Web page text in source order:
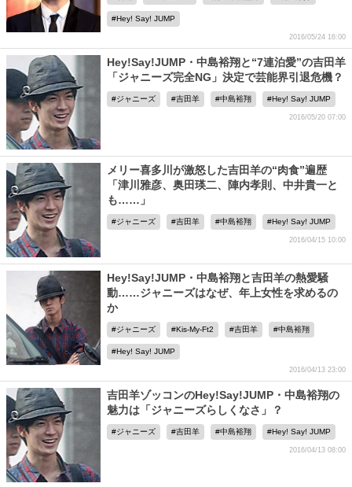
Hey! Say! JUMP
2016/05/24 16:00
Hey!Say!JUMP・中島裕翔と“7連泊愛”の吉田羊
「ジャニーズ完全NG」決定で芸能界引退危機？
ジャニーズ 吉田羊 中島裕翔 Hey! Say! JUMP
2016/05/20 07:00
メリー喜多川が激怒した吉田羊の“肉食”遍歴
「津川雅彦、奥田瑛二、陣内孝則、中井貴一と
も……」
ジャニーズ 吉田羊 中島裕翔 Hey! Say! JUMP
2016/04/15 10:00
Hey!Say!JUMP・中島裕翔と吉田羊の熱愛騒
動……ジャニーズはなぜ、年上女性を求めるの
か
ジャニーズ Kis-My-Ft2 吉田羊 中島裕翔
Hey! Say! JUMP
2016/04/13 23:00
吉田羊ゾッコンのHey!Say!JUMP・中島裕翔の
魅力は「ジャニーズらしくなさ」？
ジャニーズ 吉田羊 中島裕翔 Hey! Say! JUMP
2016/04/13 08:00